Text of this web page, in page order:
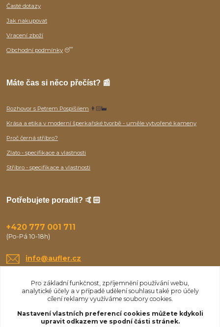
Časté dotazy
Jak nakupovat
Vracení zboží
Obchodní podmínky 😴
Máte čas si něco přečíst? 📰
Rozhovor s Petrem Pospíšilem 👨🏻‍🏭
Krása a etika v moderní šperkařské tvorbě - uměle vytvořené kameny
Proč černá stříbro?
Zlato - specifikace a vlastnosti
Stříbro - specifikace a vlastnosti
Potřebujete poradit? 🤙🏻
+420 777 001 711
(Po-Pá 10-18h)
info@aufler.cz
Pro základní funkčnost, zpříjemnění používání webu,
analytické účely a v případě udělení souhlasu také pro účely
cílení reklamy využíváme soubory cookies.
Nastavení vlastních preferencí cookies můžete kdykoli
upravit odkazem ve spodní části stránek.